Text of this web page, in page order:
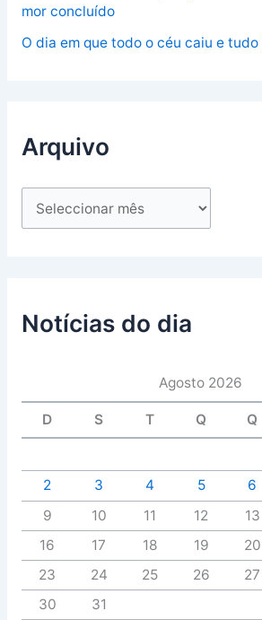
mor concluído
O dia em que todo o céu caiu e
Arquivo
Notícias do dia
Agosto 2026
D S T Q Q
2
3 4 5 6
9
10 11 12 13
16
17 18 19 20
23
24 25 26 27
30
31